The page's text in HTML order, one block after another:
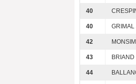
40
40
42
43
44